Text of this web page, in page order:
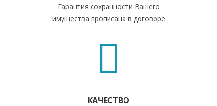
Гарантия сохранности Вашего
имущества прописана в договоре
КАЧЕСТВО